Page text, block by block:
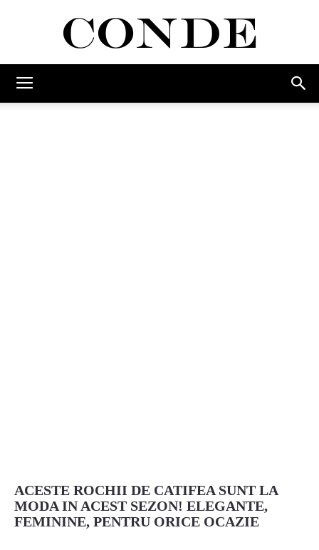
ACESTE ROCHII DE CATIFEA SUNT LA
MODA IN ACEST SEZON! ELEGANTE,
FEMININE, PENTRU ORICE OCAZIE